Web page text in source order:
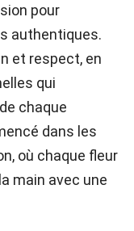
pour
authentiques.
et respect, en
qui
chaque
dans les
où chaque fleur
main avec une